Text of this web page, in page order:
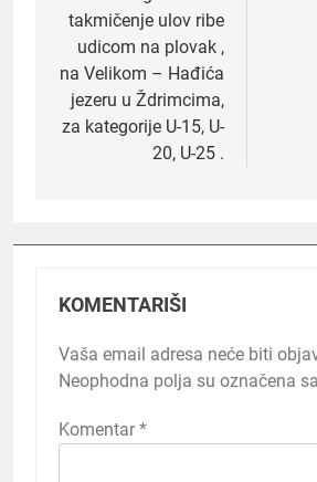
takmičenje ulov ribe
udicom na plovak ,
na Velikom – Hađića
jezeru u Ždrimcima,
za kategorije U-15, U-
20, U-25 .
KOMENTARIŠI
Vaša email adresa neće biti
Neophodna polja su označena sa
Komentar *